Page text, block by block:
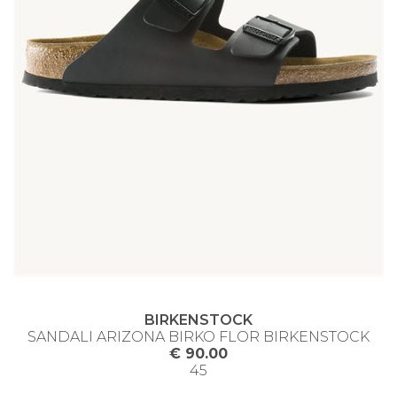
BIRKENSTOCK
SANDALI ARIZONA BIRKO FLOR BIRKENSTOCK
€ 90.00
45